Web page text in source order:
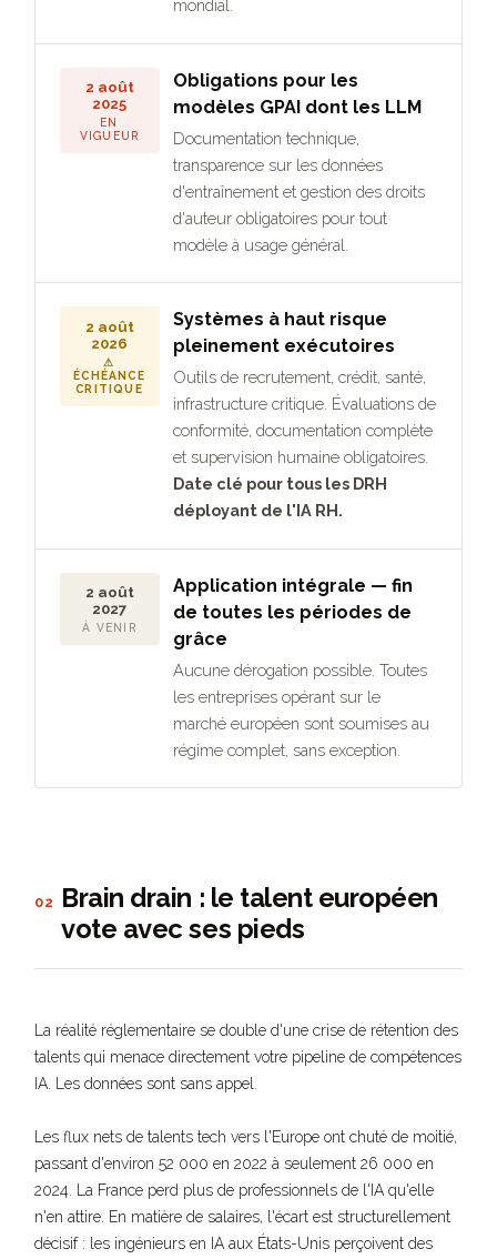
mondial.
2 août
2025
EN
VIGUEUR
Obligations pour les
modèles GPAI dont les LLM
Documentation technique,
transparence sur les données
d'entraînement et gestion des droits
d'auteur obligatoires pour tout
modèle à usage général.
2 août
2026
⚠
ÉCHÉANCE
CRITIQUE
Systèmes à haut risque
pleinement exécutoires
Outils de recrutement, crédit, santé,
infrastructure critique. Évaluations de
conformité, documentation complète
et supervision humaine obligatoires.
Date clé pour tous les DRH
déployant de l'IA RH.
2 août
2027
À VENIR
Application intégrale — fin
de toutes les périodes de
grâce
Aucune dérogation possible. Toutes
les entreprises opérant sur le
marché européen sont soumises au
régime complet, sans exception.
02
Brain drain : le talent européen
vote avec ses pieds
La réalité réglementaire se double d'une crise de rétention des
talents qui menace directement votre pipeline de compétences
IA. Les données sont sans appel.
Les flux nets de talents tech vers l'Europe ont chuté de moitié,
passant d'environ 52 000 en 2022 à seulement 26 000 en
2024. La France perd plus de professionnels de l'IA qu'elle
n'en attire. En matière de salaires, l'écart est structurellement
décisif : les ingénieurs en IA aux États-Unis perçoivent des